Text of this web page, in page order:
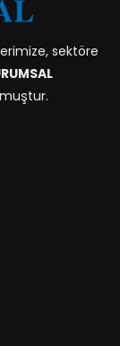
sektöre